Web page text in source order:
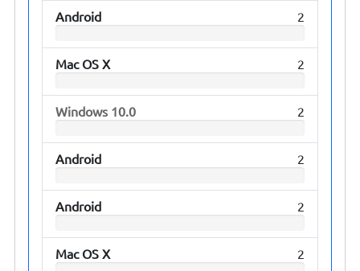
Android 2
Mac OS X 2
Windows 10.0 2
Android 2
Android 2
Mac OS X 2